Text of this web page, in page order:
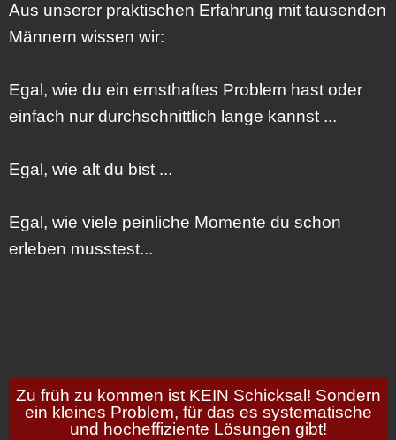
Aus unserer praktischen Erfahrung mit tausenden
Männern wissen wir:
Egal, wie du ein ernsthaftes Problem hast oder
einfach nur durchschnittlich lange kannst ...
Egal, wie alt du bist ...
Egal, wie viele peinliche Momente du schon
erleben musstest...
Zu früh zu kommen ist KEIN Schicksal! Sondern
ein kleines Problem, für das es systematische
und hocheffiziente Lösungen gibt!